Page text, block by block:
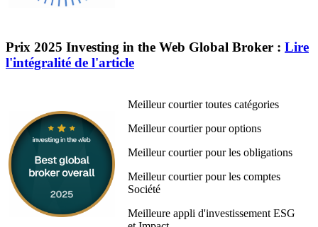
Prix 2025 Investing in the Web Global Broker : Lire
l'intégralité de l'article
Meilleur courtier toutes catégories
Meilleur courtier pour options
Meilleur courtier pour les obligations
Meilleur courtier pour les comptes
Société
Meilleure appli d'investissement ESG